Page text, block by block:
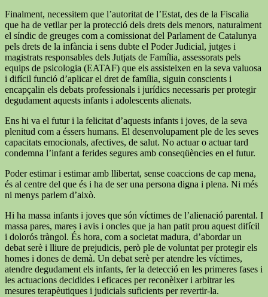
Finalment, necessitem que l’autoritat de l’Estat, des de la Fiscalia
que ha de vetllar per la protecció dels drets dels menors, naturalment
el síndic de greuges com a comissionat del Parlament de Catalunya
pels drets de la infància i sens dubte el Poder Judicial, jutges i
magistrats responsables dels Jutjats de Família, assessorats pels
equips de psicologia (EATAF) que els assisteixen en la seva valuosa
i difícil funció d’aplicar el dret de família, siguin conscients i
encapçalin els debats professionals i jurídics necessaris per protegir
degudament aquests infants i adolescents alienats.
Ens hi va el futur i la felicitat d’aquests infants i joves, de la seva
plenitud com a éssers humans. El desenvolupament ple de les seves
capacitats emocionals, afectives, de salut. No actuar o actuar tard
condemna l’infant a ferides segures amb conseqüències en el futur.
Poder estimar i estimar amb llibertat, sense coaccions de cap mena,
és al centre del que és i ha de ser una persona digna i plena. Ni més
ni menys parlem d’això.
Hi ha massa infants i joves que són víctimes de l’alienació parental. I
massa pares, mares i avis i oncles que ja han patit prou aquest difícil
i dolorós tràngol. És hora, com a societat madura, d’abordar un
debat serè i lliure de prejudicis, però ple de voluntat per protegir els
homes i dones de demà. Un debat serè per atendre les víctimes,
atendre degudament els infants, fer la detecció en les primeres fases i
les actuacions decidides i eficaces per reconèixer i arbitrar les
mesures terapèutiques i judicials suficients per revertir-la.